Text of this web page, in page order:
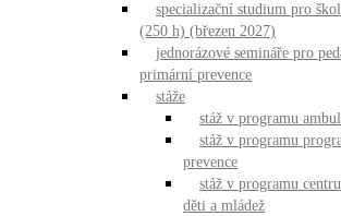
specializační studium pro
(250 h) (březen 2027)
jednorázové semináře pro
primární prevence
stáže
stáž v programu
stáž v programu
prevence
stáž v programu
děti a mládež